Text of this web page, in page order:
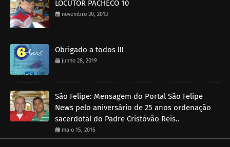
LOCUTOR PACHECO 10
novembro 30, 2013
Obrigado a todos !!!
junho 28, 2019
São Felipe: Mensagem do Portal São Felipe
News pelo aniversário de 25 anos ordenação
sacerdotal do Padre Cristóvão Reis..
maio 15, 2016